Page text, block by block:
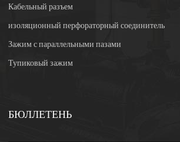
Кабельный разъем
изоляционный перфораторный соединитель
Зажим с параллельными пазами
Тупиковый зажим
БЮЛЛЕТЕНЬ